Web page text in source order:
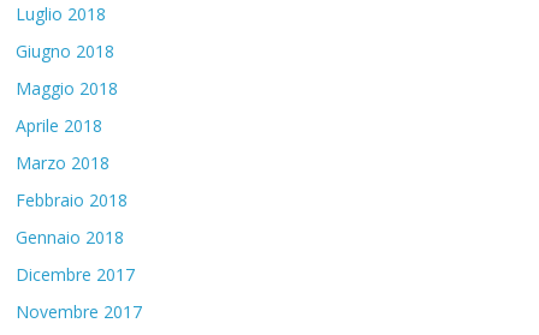
Luglio 2018
Giugno 2018
Maggio 2018
Aprile 2018
Marzo 2018
Febbraio 2018
Gennaio 2018
Dicembre 2017
Novembre 2017